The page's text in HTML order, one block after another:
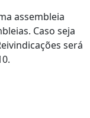
assembleia
Caso seja
será